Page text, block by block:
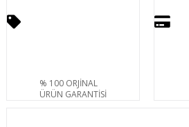
% 100 ORJİNAL
ÜRÜN GARANTİSİ